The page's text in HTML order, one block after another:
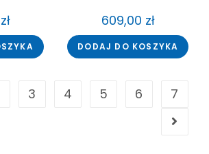
zł 609,00 zł
DODAJ DO KOSZYKA
3 4 5 6 7